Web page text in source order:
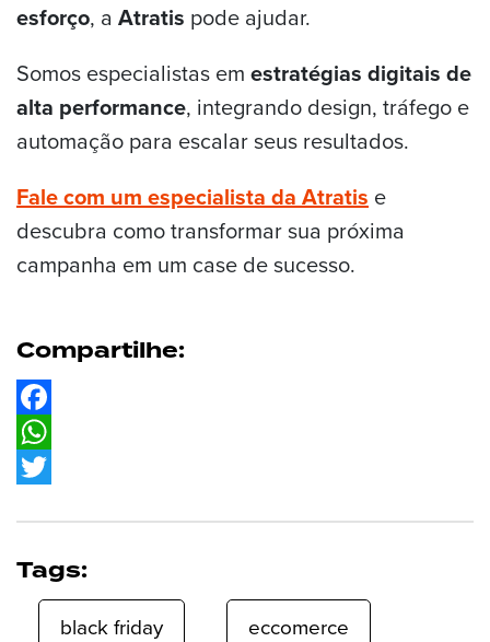
esforço, a Atratis pode ajudar.
Somos especialistas em estratégias digitais de
alta performance, integrando design, tráfego e
automação para escalar seus resultados.
Fale com um especialista da Atratis e
descubra como transformar sua próxima
campanha em um case de sucesso.
Compartilhe:
Facebook
WhatsApp
Tags:
black friday eccomerce